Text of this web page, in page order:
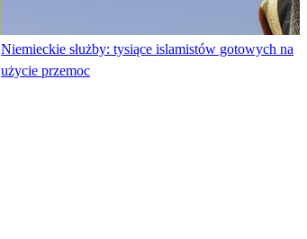
Niemieckie służby: tysiące islamistów gotowych na
użycie przemoc